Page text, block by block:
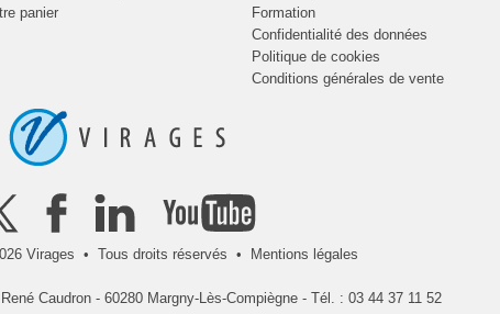
panier
Formation
Confidentialité des données
Politique de cookies
Conditions générales de vente
Virages • Tous droits réservés • Mentions légales
Caudron - 60280 Margny-Lès-Compiègne - Tél. : 03 44 37 11 52